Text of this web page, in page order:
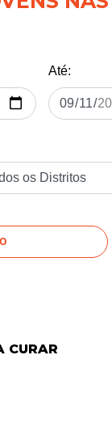
Até:
CURAR